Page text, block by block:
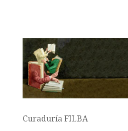
Curaduría FILBA